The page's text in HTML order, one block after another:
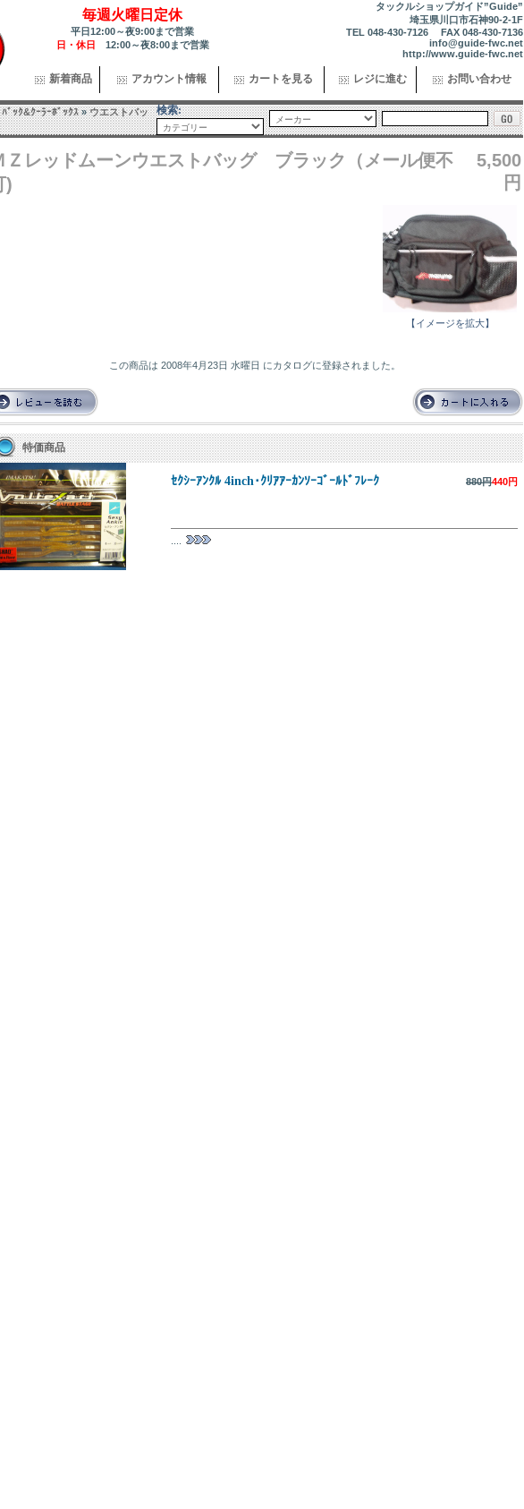
毎週火曜日定休
平日12:00～夜9:00まで営業
日・休日 12:00～夜8:00まで営業
タックルショップガイド”Guide”
埼玉県川口市石神90-2-1F
TEL 048-430-7126 FAX 048-430-7136
info@guide-fwc.net
http://www.guide-fwc.net
新着商品 アカウント情報 カートを見る レジに進む お問い合わせ
ﾞｯｸ&ｸｰﾗｰﾎﾞｯｸｽ»ウエストバッ
検索:
Ｚレッドムーンウエストバッグ ブラック（メール便不
)
5,500
円
【イメージを拡大】
この商品は 2008年4月23日 水曜日 にカタログに登録されました。
特価商品
ｾｸｼｰｱﾝｸﾙ 4inch･ｸﾘｱｱｰｶﾝｿｰｺﾞｰﾙﾄﾞﾌﾚｰｸ 880円440円